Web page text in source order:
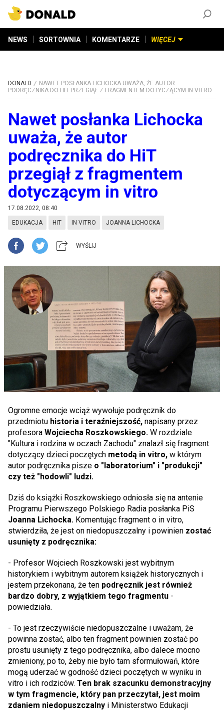
NEWS SORTOWNIA KOMENTARZE WIĘCEJ
DONALD
NAWET POSŁANKA LICHOCKA UWAŻA, ŻE AUTOR
PODRĘCZNIKA DO HIT PRZEGIĄŁ Z FRAGMENTEM DOTYCZĄCYM IN VITRO
Nawet posłanka Lichocka
uważa, że autor
podręcznika do HiT
przegiął z fragmentem
dotyczącym in vitro
17.08.2022, 08:40
EDUKACJA HIT IN VITRO JOANNA LICHOCKA
WYŚLIJ
Ogromne emocje wciąż wywołuje podręcznik do
przedmiotu historia i teraźniejszość, napisany przez
profesora Wojciecha Roszkowskiego. W rozdziale
"Kultura i rodzina w oczach Zachodu" znalazł się fragment
dotyczący dzieci poczętych metodą in vitro, w którym
autor podręcznika pisze o "laboratorium" i "produkcji"
czy też "hodowli" ludzi.
Dziś do książki Roszkowskiego odniosła się na antenie
Programu Pierwszego Polskiego Radia posłanka PiS
Joanna Lichocka. Komentując fragment o in vitro,
stwierdziła, że jest on niedopuszczalny i powinien zostać
usunięty z podręcznika:
- Profesor Wojciech Roszkowski jest wybitnym
historykiem i wybitnym autorem książek historycznych i
jestem przekonana, że ten podręcznik jest również
bardzo dobry, z wyjątkiem tego fragmentu -
powiedziała.
- To jest rzeczywiście niedopuszczalne i uważam, że
powinna zostać, albo ten fragment powinien zostać po
prostu usunięty z tego podręcznika, albo dalece mocno
zmieniony, po to, żeby nie było tam sformułowań, które
mogą uderzać w godność dzieci poczętych w wyniku in
vitro i ich rodziców. Ten brak szacunku demonstracyjny
w tym fragmencie, który pan przeczytał, jest moim
zdaniem niedopuszczalny i Ministerstwo Edukacji